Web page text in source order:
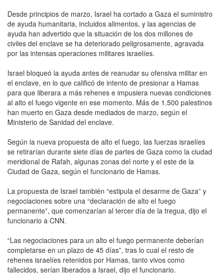
Desde principios de marzo, Israel ha cortado a Gaza el suministro
de ayuda humanitaria, incluidos alimentos, y las agencias de
ayuda han advertido que la situación de los dos millones de
civiles del enclave se ha deteriorado peligrosamente, agravada
por las intensas operaciones militares israelíes.
Israel bloqueó la ayuda antes de reanudar su ofensiva militar en
el enclave, en lo que calificó de intento de presionar a Hamas
para que liberara a más rehenes e impusiera nuevas condiciones
al alto el fuego vigente en ese momento. Más de 1.500 palestinos
han muerto en Gaza desde mediados de marzo, según el
Ministerio de Sanidad del enclave.
Según la nueva propuesta de alto el fuego, las fuerzas israelíes
se retirarían durante siete días de partes de Gaza como la ciudad
meridional de Rafah, algunas zonas del norte y el este de la
Ciudad de Gaza, según el funcionario de Hamas.
La propuesta de Israel también “estipula el desarme de Gaza” y
negociaciones sobre una “declaración de alto el fuego
permanente”, que comenzarían al tercer día de la tregua, dijo el
funcionario a CNN.
“Las negociaciones para un alto el fuego permanente deberían
completarse en un plazo de 45 días”, tras lo cual el resto de
rehenes israelíes retenidos por Hamas, tanto vivos como
fallecidos, serían liberados a Israel, dijo el funcionario.